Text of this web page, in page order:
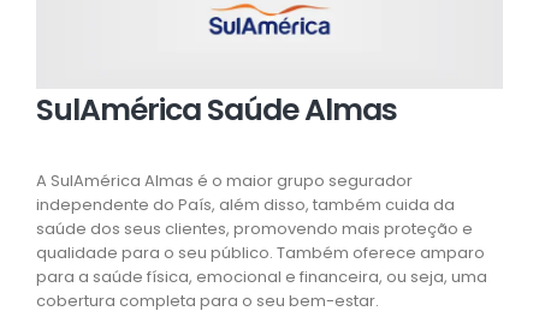
SulAmérica Saúde Almas
A SulAmérica Almas é o maior grupo segurador
independente do País, além disso, também cuida da
saúde dos seus clientes, promovendo mais proteção e
qualidade para o seu público. Também oferece amparo
para a saúde física, emocional e financeira, ou seja, uma
cobertura completa para o seu bem-estar.